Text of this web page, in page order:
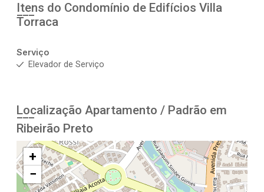
Itens do Condomínio de Edifícios Villa
Torraca
Serviço
Elevador de Serviço
Localização Apartamento / Padrão em
Ribeirão Preto
+
−